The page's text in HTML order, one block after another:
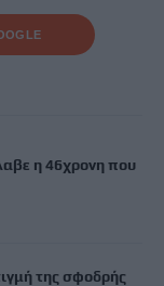
η 46χρονη που
της σφοδρής